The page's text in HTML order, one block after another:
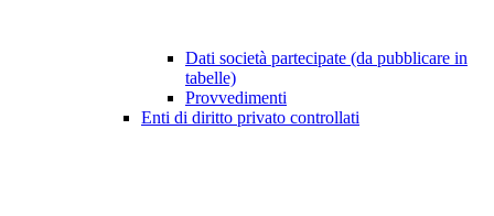
Dati società partecipate (da pubblicare in
tabelle)
Provvedimenti
Enti di diritto privato controllati